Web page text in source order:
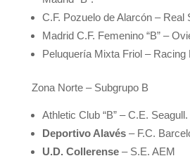
C.F. Pozuelo de Alarcón – Real
Madrid C.F. Femenino “B” –
Peluquería Mixta Friol – Racing
Zona Norte – Subgrupo B
Athletic Club “B” – C.E. Seagull.
Deportivo Alavés– F.C.
U.D. Collerense– S.E. AEM